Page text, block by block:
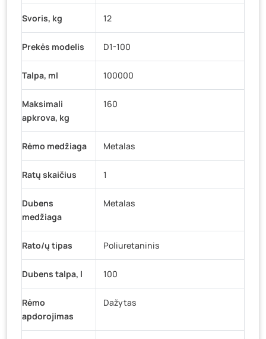
Svoris, kg 12
Prekės modelis D1-100
Talpa, ml 100000
Maksimali
apkrova, kg
160
Rėmo medžiaga Metalas
Ratų skaičius 1
Dubens
medžiaga
Metalas
Rato/ų tipas Poliuretaninis
Dubens talpa, l 100
Rėmo
apdorojimas
Dažytas